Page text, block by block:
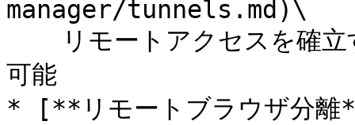
manager/tunnels.md)\
可能
* [**リモートブラウザ分